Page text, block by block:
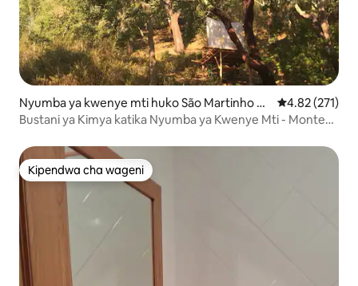
Nyumba ya kwenye mti huko São Martinho da
s Amoreiras
Ukadiriaji wa
4.82 (271)
Bustani ya Kimya katika Nyumba ya Kwenye Mti - Monte
Kipendwa cha wageni
Kipendwa cha wageni